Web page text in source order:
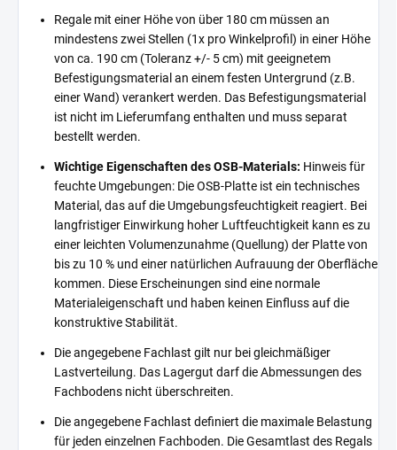
Regale mit einer Höhe von über 180 cm müssen an
mindestens zwei Stellen (1x pro Winkelprofil) in einer Höhe
von ca. 190 cm (Toleranz +/- 5 cm) mit geeignetem
Befestigungsmaterial an einem festen Untergrund (z.B.
einer Wand) verankert werden. Das Befestigungsmaterial
ist nicht im Lieferumfang enthalten und muss separat
bestellt werden.
Wichtige Eigenschaften des OSB-Materials: Hinweis für
feuchte Umgebungen: Die OSB-Platte ist ein technisches
Material, das auf die Umgebungsfeuchtigkeit reagiert. Bei
langfristiger Einwirkung hoher Luftfeuchtigkeit kann es zu
einer leichten Volumenzunahme (Quellung) der Platte von
bis zu 10 % und einer natürlichen Aufrauung der Oberfläche
kommen. Diese Erscheinungen sind eine normale
Materialeigenschaft und haben keinen Einfluss auf die
konstruktive Stabilität.
Die angegebene Fachlast gilt nur bei gleichmäßiger
Lastverteilung. Das Lagergut darf die Abmessungen des
Fachbodens nicht überschreiten.
Die angegebene Fachlast definiert die maximale Belastung
für jeden einzelnen Fachboden. Die Gesamtlast des Regals